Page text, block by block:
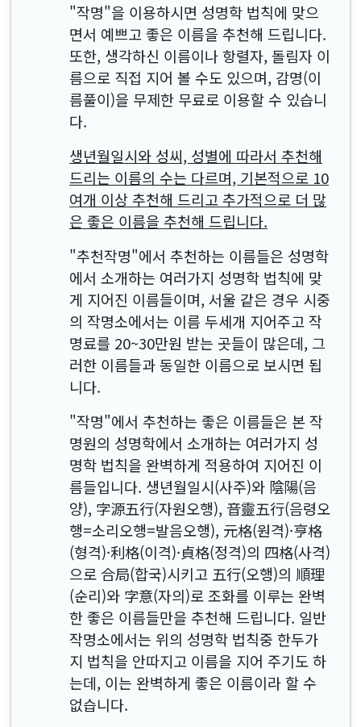
"작명"을 이용하시면 성명학 법칙에 맞으
면서 예쁘고 좋은 이름을 추천해 드립니다.
또한, 생각하신 이름이나 항렬자, 돌림자 이
름으로 직접 지어 볼 수도 있으며, 감명(이
름풀이)을 무제한 무료로 이용할 수 있습니
다.
생년월일시와 성씨, 성별에 따라서 추천해
드리는 이름의 수는 다르며, 기본적으로 10
여개 이상 추천해 드리고 추가적으로 더 많
은 좋은 이름을 추천해 드립니다.
"추천작명"에서 추천하는 이름들은 성명학
에서 소개하는 여러가지 성명학 법칙에 맞
게 지어진 이름들이며, 서울 같은 경우 시중
의 작명소에서는 이름 두세개 지어주고 작
명료를 20~30만원 받는 곳들이 많은데, 그
러한 이름들과 동일한 이름으로 보시면 됩
니다.
"작명"에서 추천하는 좋은 이름들은 본 작
명원의 성명학에서 소개하는 여러가지 성
명학 법칙을 완벽하게 적용하여 지어진 이
름들입니다. 생년월일시(사주)와 陰陽(음
양), 字源五行(자원오행), 音靈五行(음령오
행=소리오행=발음오행), 元格(원격)·亨格
(형격)·利格(이격)·貞格(정격)의 四格(사격)
으로 合局(합국)시키고 五行(오행)의 順理
(순리)와 字意(자의)로 조화를 이루는 완벽
한 좋은 이름들만을 추천해 드립니다. 일반
작명소에서는 위의 성명학 법칙중 한두가
지 법칙을 안따지고 이름을 지어 주기도 하
는데, 이는 완벽하게 좋은 이름이라 할 수
없습니다.